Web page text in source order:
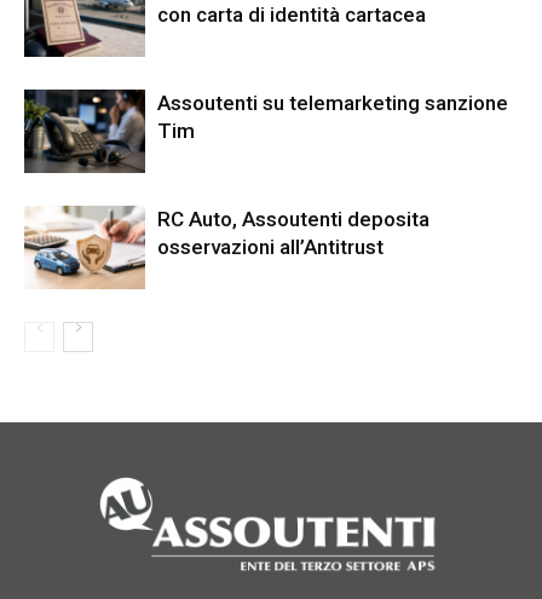
con carta di identità cartacea
Assoutenti su telemarketing sanzione
Tim
RC Auto, Assoutenti deposita
osservazioni all’Antitrust